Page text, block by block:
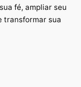
fé, ampliar seu
transformar sua